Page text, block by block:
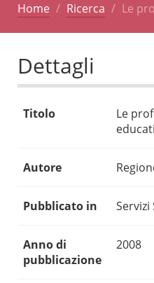
Home Ricerca Le
Dettagli
Titolo
Le
Autore
Pubblicato in Servizi
Anno di
pubblicazione
2008